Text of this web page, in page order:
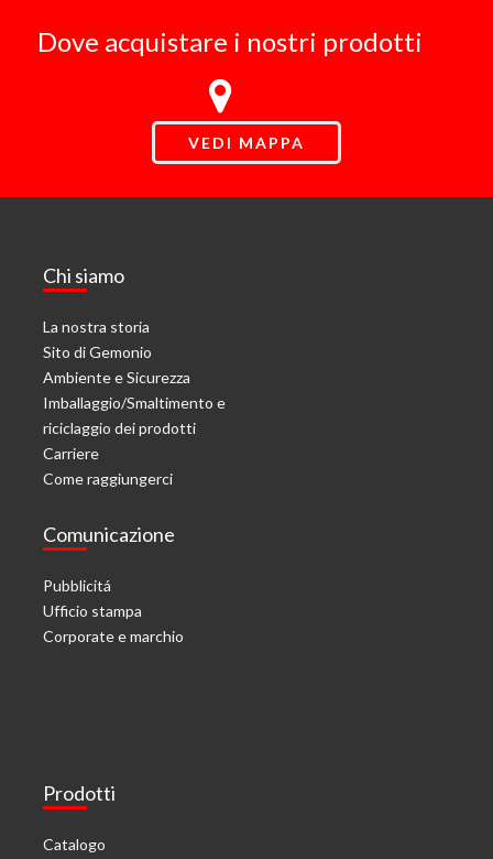
Dove acquistare i nostri prodotti
VEDI MAPPA
Chi siamo
La nostra storia
Sito di Gemonio
Ambiente e Sicurezza
Imballaggio/Smaltimento e
riciclaggio dei prodotti
Carriere
Come raggiungerci
Comunicazione
Pubblicitá
Ufficio stampa
Corporate e marchio
Prodotti
Catalogo